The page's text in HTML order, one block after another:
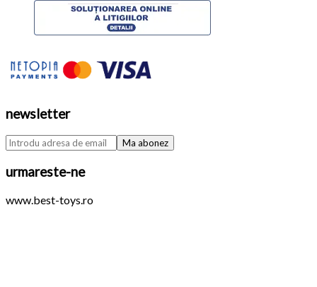
newsletter
urmareste-ne
www.best-toys.ro